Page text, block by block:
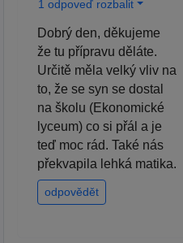
1 odpoveď rozbalit
Dobrý den, děkujeme
že tu přípravu děláte.
Určitě měla velký vliv na
to, že se syn se dostal
na školu (Ekonomické
lyceum) co si přál a je
teď moc rád. Také nás
překvapila lehká matika.
odpovědět